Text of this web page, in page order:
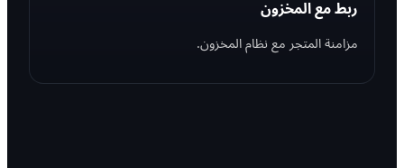
ربط مع المخزون
مزامنة المتجر مع نظام المخزون.